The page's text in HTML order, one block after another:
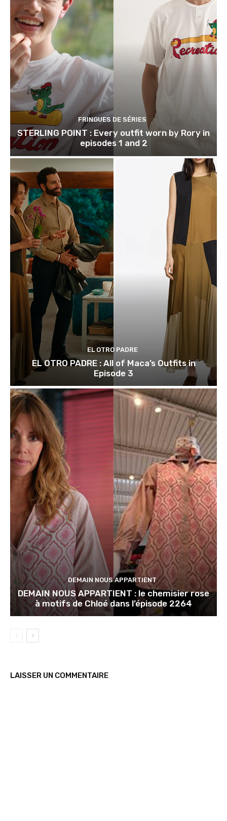
FRINGUES DE SÉRIES
STERLING POINT : Every outfit worn by Rory in
episodes 1 and 2
EL OTRO PADRE
EL OTRO PADRE : All of Maca’s Outfits in
Episode 3
DEMAIN NOUS APPARTIENT
DEMAIN NOUS APPARTIENT : le chemisier rose
à motifs de Chloé dans l’épisode 2264
LAISSER UN COMMENTAIRE